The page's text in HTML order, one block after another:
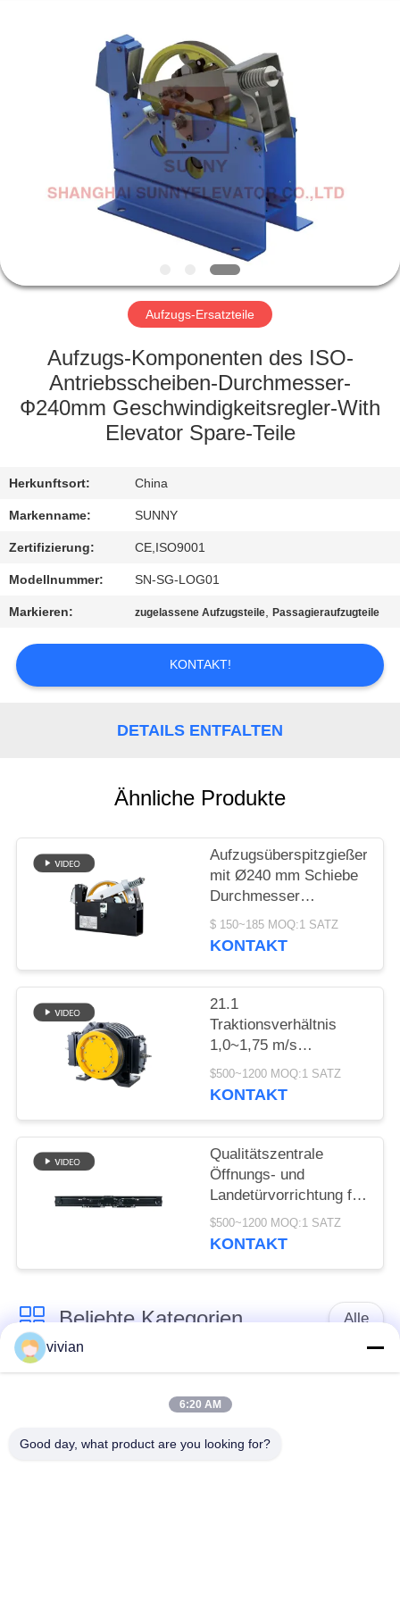
PRODUKTE
VIDEOS
ÜBER
UNS
FABRIK-
AUSFLUG
QUALITÄTSKONTROLLE
TRETEN
SIE
MIT
UNS
IN
VERBINDUNG
FORDERN
PRIVACY
POLICY
Aufzugs-Ersatzteile
Aufzugs-Komponenten des ISO-
Antriebsscheiben-Durchmesser-
Ф240mm Geschwindigkeitsregler-With
Elevator Spare-Teile
Herkunftsort: China
Markenname: SUNNY
Zertifizierung: CE,ISO9001
Modellnummer: SN-SG-LOG01
Markieren: zugelassene Aufzugsteile,Passagieraufzugteile
KONTAKT!
DETAILS ENTFALTEN
Ähnliche Produkte
Aufzugsüberspitzgießer
mit Ø240 mm Schiebe
Durchmesser
1000~2000N
Seilziehkraft und
$ 150~185 MOQ:1 SATZ
KONTAKT
21.1
Traktionsverhältnis
1,0~1,75 m/s
Geschwindigkeit
Kompaktes Bauwerk
$500~1200 MOQ:1 SATZ
KONTAKT
Qualitätszentrale
Öffnungs- und
Landetürvorrichtung für
Aufzüge mit ≤ AC230V,
≤ DC110V Spannung
$500~1200 MOQ:1 SATZ
KONTAKT
Beliebte Kategorien Alle
Maschinen-Raum
weniger Aufzug
Panoramischer
vivian
6:20 AM
Good day, what product are you looking for?